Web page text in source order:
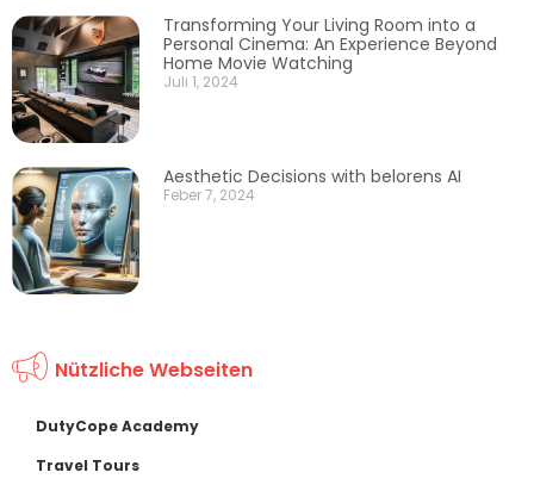
Transforming Your Living Room into a
Personal Cinema: An Experience Beyond
Home Movie Watching
Juli 1, 2024
Aesthetic Decisions with belorens AI
Feber 7, 2024
Nützliche Webseiten
DutyCope Academy
Travel Tours